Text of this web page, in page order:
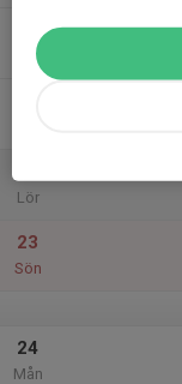
Tor
Lör
23
Sön
24
Mån